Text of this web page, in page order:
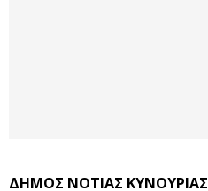
ΔΗΜΟΣ ΝΟΤΙΑΣ ΚΥΝΟΥΡΙΑΣ